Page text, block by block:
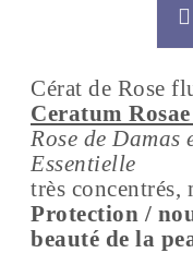
Cérat de Rose
Ceratum Rosae
Rose de
Essentielle
très concentrés,
Protection /
beauté de la